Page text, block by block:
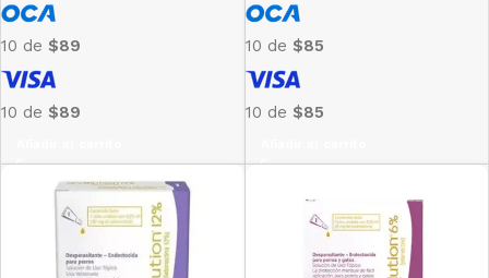
10 de $89
10 de $89
10 de $85
10 de $85